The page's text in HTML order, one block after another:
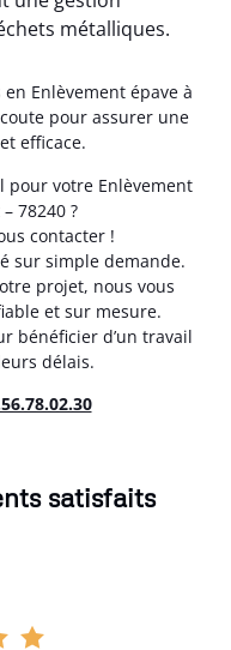
métalliques.
Enlèvement épave à
pour assurer une
efficace.
pour votre Enlèvement
78240 ?
contacter !
sur simple demande.
projet, nous vous
et sur mesure.
bénéficier d’un travail
délais.
satisfaits